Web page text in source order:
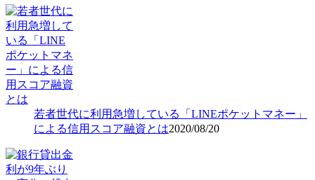
若者世代に利用急増している「LINEポケットマネー」
による信用スコア融資とは2020/08/20